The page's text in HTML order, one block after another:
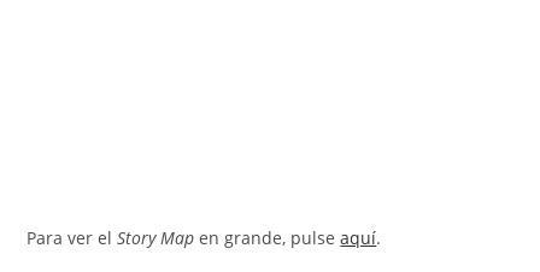
Para ver elStory Map en grande, pulseaquí.